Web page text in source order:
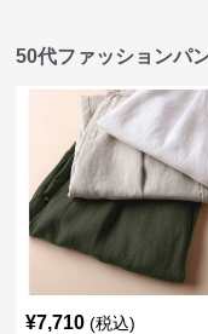
50代ファッションパ
¥7,710 (税込)